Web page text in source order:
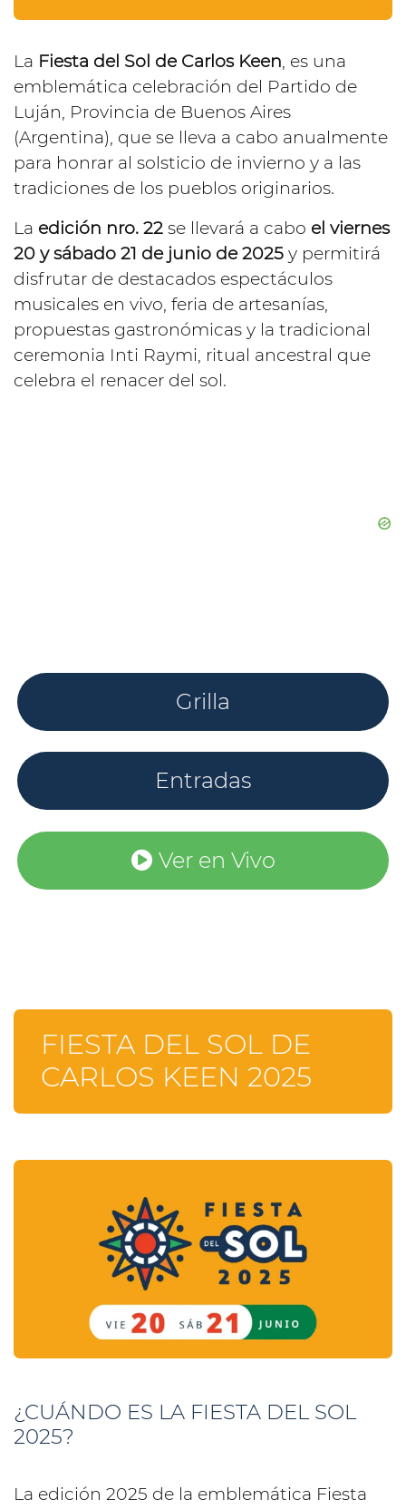
La Fiesta del Sol de Carlos Keen, es una
emblemática celebración del Partido de
Luján, Provincia de Buenos Aires
(Argentina), que se lleva a cabo anualmente
para honrar al solsticio de invierno y a las
tradiciones de los pueblos originarios.
La edición nro. 22 se llevará a cabo el viernes
20 y sábado 21 de junio de 2025 y permitirá
disfrutar de destacados espectáculos
musicales en vivo, feria de artesanías,
propuestas gastronómicas y la tradicional
ceremonia Inti Raymi, ritual ancestral que
celebra el renacer del sol.
Grilla
Entradas
Ver en Vivo
FIESTA DEL SOL DE
CARLOS KEEN 2025
¿CUÁNDO ES LA FIESTA DEL SOL
2025?
La edición 2025 de la emblemática Fiesta